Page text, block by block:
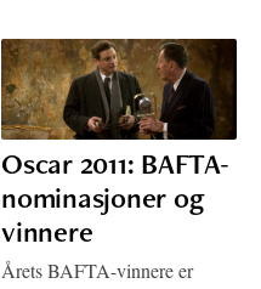
Oscar 2011: BAFTA-
nominasjoner og
vinnere
Årets BAFTA-vinnere er